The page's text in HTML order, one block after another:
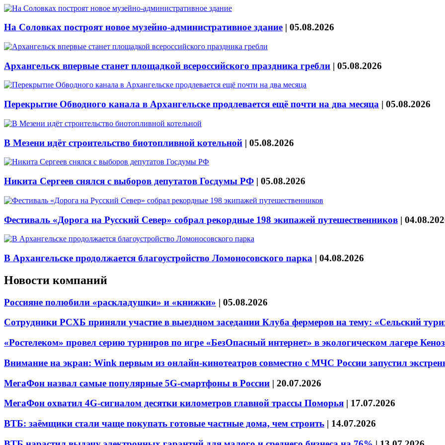
На Соловках построят новое музейно-административное здание | 05.08.2026
Архангельск впервые станет площадкой всероссийского праздника гребли | 05.08.2026
Перекрытие Обводного канала в Архангельске продлевается ещё почти на два месяца | 05.08.2026
В Мезени идёт строительство биотопливной котельной | 05.08.2026
Никита Сергеев снялся с выборов депутатов Госдумы РФ | 05.08.2026
Фестиваль «Дорога на Русский Север» собрал рекордные 198 экипажей путешественников |
В Архангельске продолжается благоустройство Ломоносовского парка | 04.08.2026
Новости компаний
Россияне полюбили «раскладушки» и «книжки» | 05.08.2026
Сотрудники РСХБ приняли участие в выездном заседании Клуба фермеров на тему: «Сельский
«Ростелеком» провел серию турниров по игре «БезОпасный интернет» в экологическом лагере
Внимание на экран: Wink первым из онлайн-кинотеатров совместно с МЧС России запустил
МегаФон назвал самые популярные 5G-смартфоны в России | 20.07.2026
МегаФон охватил 4G-сигналом десятки километров главной трассы Поморья | 17.07.2026
ВТБ: заёмщики стали чаще покупать готовые частные дома, чем строить | 14.07.2026